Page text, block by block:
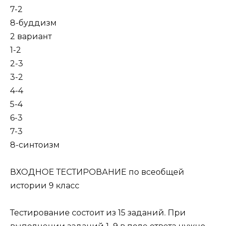
7-2
8-буддизм
2 вариант
1-2
2-3
3-2
4-4
5-4
6-3
7-3
8-синтоизм
ВХОДНОЕ ТЕСТИРОВАНИЕ по всеобщей
истории 9 класс
Тестирование состоит из 15 заданий. При